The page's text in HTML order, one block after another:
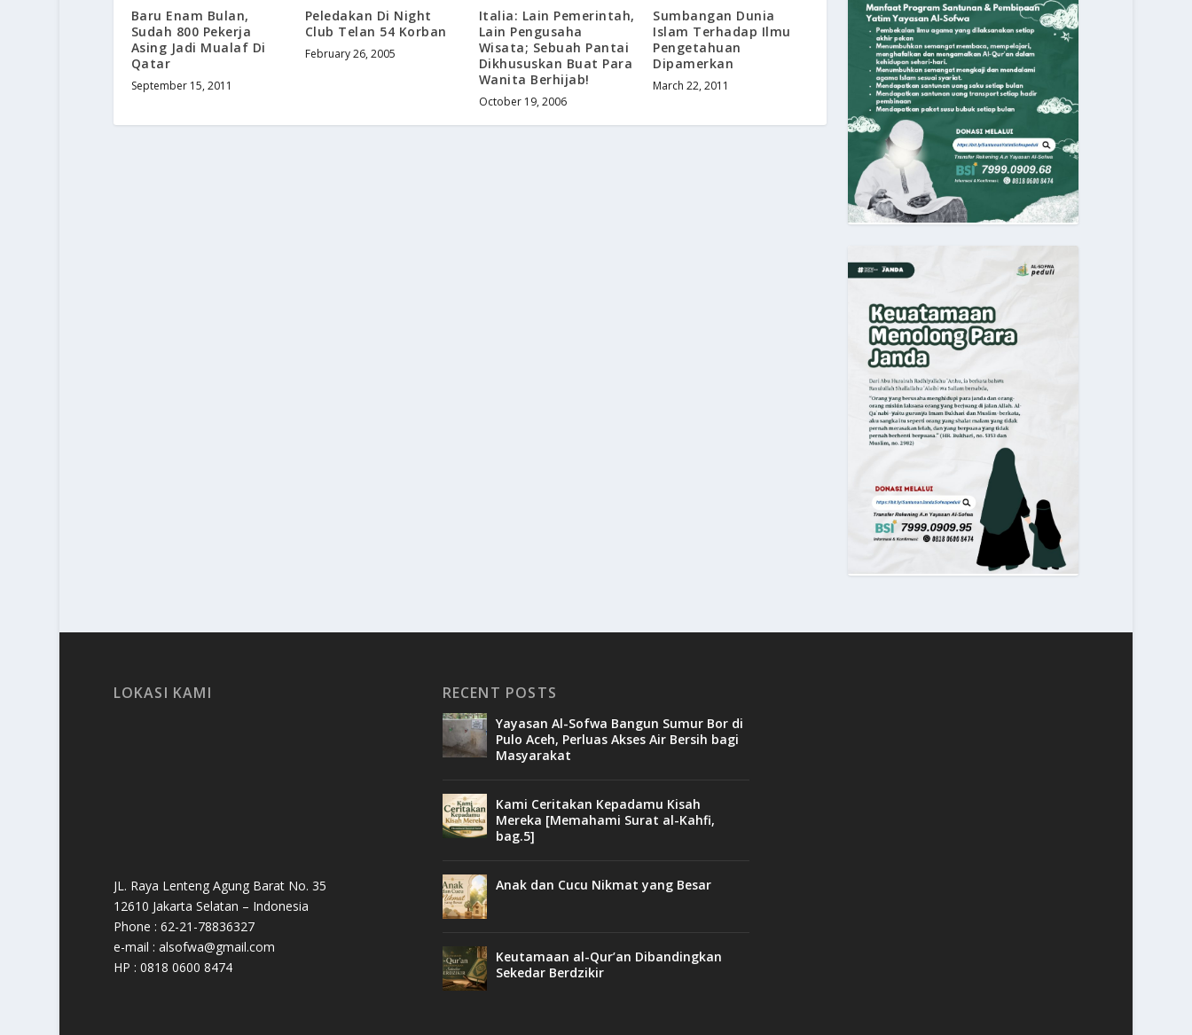
Baru Enam Bulan,
Sudah 800 Pekerja
Asing Jadi Mualaf Di
Qatar
September 15, 2011
Peledakan Di Night
Club Telan 54 Korban
February 26, 2005
Italia: Lain Pemerintah,
Lain Pengusaha
Wisata; Sebuah Pantai
Dikhususkan Buat Para
Wanita Berhijab!
October 19, 2006
Sumbangan Dunia
Islam Terhadap Ilmu
Pengetahuan
Dipamerkan
March 22, 2011
LOKASI KAMI
JL. Raya Lenteng Agung Barat No. 35
12610 Jakarta Selatan – Indonesia
Phone : 62-21-78836327
e-mail : alsofwa@gmail.com
HP : 0818 0600 8474
RECENT POSTS
Yayasan Al-Sofwa Bangun Sumur Bor di
Pulo Aceh, Perluas Akses Air Bersih bagi
Masyarakat
Kami Ceritakan Kepadamu Kisah
Mereka [Memahami Surat al-Kahfi,
bag.5]
Anak dan Cucu Nikmat yang Besar
Keutamaan al-Qur’an Dibandingkan
Sekedar Berdzikir